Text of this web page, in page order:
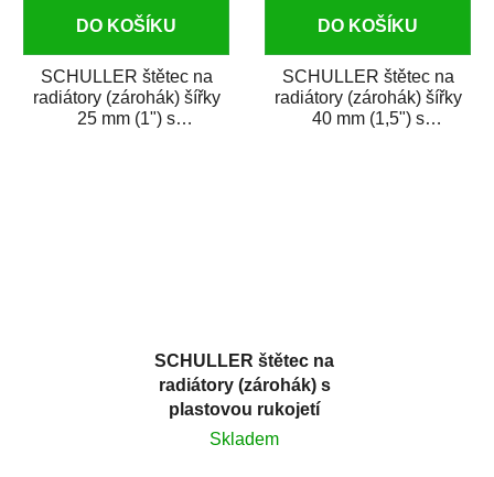
DO KOŠÍKU
SCHULLER štětec na
radiátory (zárohák) šířky
25 mm (1") s
DO KOŠÍKU
SCHULLER štětec na
radiátory (zárohák) šířky
40 mm (1,5") s
SCHULLER štětec na
radiátory (zárohák) s
plastovou rukojetí
šířka 50 mm
Skladem